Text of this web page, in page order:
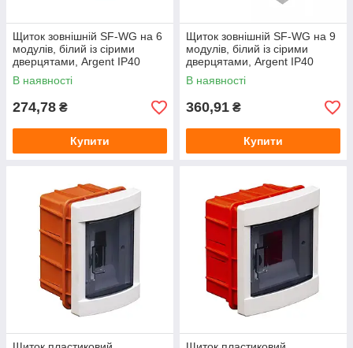
Щиток зовнішній SF-WG на 6
модулів, білий із сірими
дверцятами, Argent IP40
TAKEL
В наявності
274,78 ₴
Купити
Щиток зовнішній SF-WG на 9
модулів, білий із сірими
дверцятами, Argent IP40
TAKEL
В наявності
360,91 ₴
Купити